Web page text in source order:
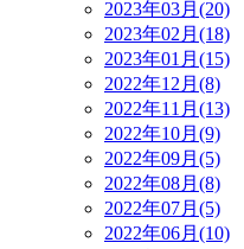
2023年03月(20)
2023年02月(18)
2023年01月(15)
2022年12月(8)
2022年11月(13)
2022年10月(9)
2022年09月(5)
2022年08月(8)
2022年07月(5)
2022年06月(10)